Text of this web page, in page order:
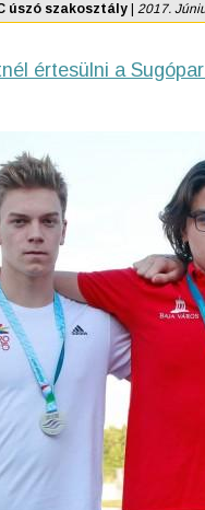
úszó szakosztály 2017.
értesülni a